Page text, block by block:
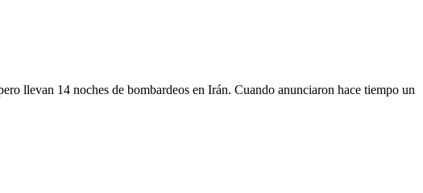
llevan 14 noches de bombardeos en Irán. Cuando anunciaron hace tiempo un